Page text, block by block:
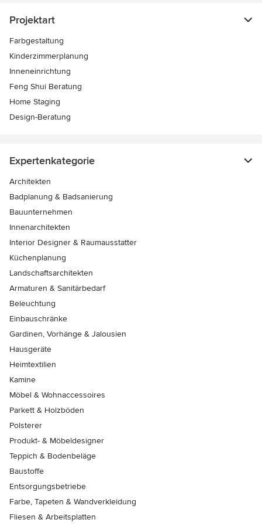
Projektart
Farbgestaltung
Kinderzimmerplanung
Inneneinrichtung
Feng Shui Beratung
Home Staging
Design-Beratung
Expertenkategorie
Architekten
Badplanung & Badsanierung
Bauunternehmen
Innenarchitekten
Interior Designer & Raumausstatter
Küchenplanung
Landschaftsarchitekten
Armaturen & Sanitärbedarf
Beleuchtung
Einbauschränke
Gardinen, Vorhänge & Jalousien
Hausgeräte
Heimtextilien
Kamine
Möbel & Wohnaccessoires
Parkett & Holzböden
Polsterer
Produkt- & Möbeldesigner
Teppich & Bodenbeläge
Baustoffe
Entsorgungsbetriebe
Farbe, Tapeten & Wandverkleidung
Fliesen & Arbeitsplatten